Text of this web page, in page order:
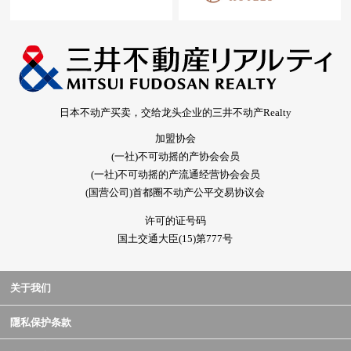
日本不动产买卖，交给龙头企业的三井不动产Realty
加盟协会
(一社)不可动摇的产协会会员
(一社)不可动摇的产流通经营协会会员
(国营公司)首都圈不动产公平交易协议会
许可的证号码
国土交通大臣(15)第777号
关于我们
隱私保护条款